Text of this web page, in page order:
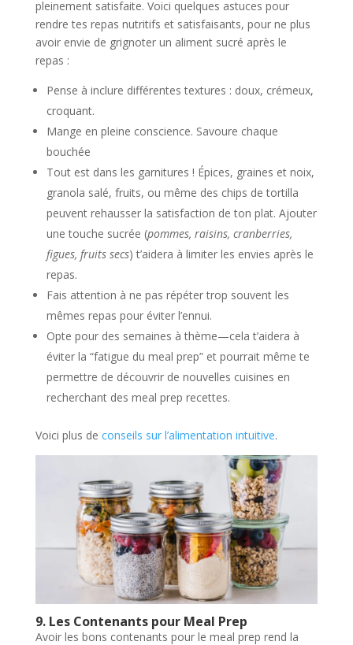
pleinement satisfaite. Voici quelques astuces pour
rendre tes repas nutritifs et satisfaisants, pour ne plus
avoir envie de grignoter un aliment sucré après le
repas :
Pense à inclure différentes textures : doux, crémeux,
croquant.
Mange en pleine conscience. Savoure chaque
bouchée
Tout est dans les garnitures ! Épices, graines et noix,
granola salé, fruits, ou même des chips de tortilla
peuvent rehausser la satisfaction de ton plat. Ajouter
une touche sucrée (pommes, raisins, cranberries,
figues, fruits secs) t’aidera à limiter les envies après le
repas.
Fais attention à ne pas répéter trop souvent les
mêmes repas pour éviter l’ennui.
Opte pour des semaines à thème—cela t’aidera à
éviter la “fatigue du meal prep” et pourrait même te
permettre de découvrir de nouvelles cuisines en
recherchant des meal prep recettes.
Voici plus de conseils sur l’alimentation intuitive.
9. Les Contenants pour Meal Prep
Avoir les bons contenants pour le meal prep rend la